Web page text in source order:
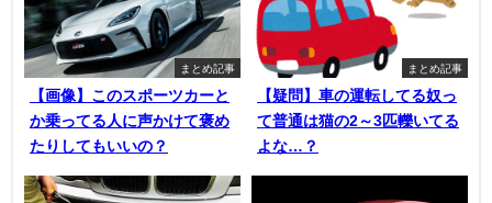
まとめ記事
【画像】このスポーツカーと
か乗ってる人に声かけて褒め
たりしてもいいの？
まとめ記事
【疑問】車の運転してる奴っ
て普通は猫の2～3匹轢いてる
よな…？